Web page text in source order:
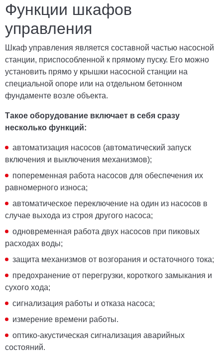
Функции шкафов
управления
Шкаф управления является составной частью насосной
станции, приспособленной к прямому пуску. Его можно
установить прямо у крышки насосной станции на
специальной опоре или на отдельном бетонном
фундаменте возле объекта.
Такое оборудование включает в себя сразу
несколько функций:
автоматизация насосов (автоматический запуск
включения и выключения механизмов);
попеременная работа насосов для обеспечения их
равномерного износа;
автоматическое переключение на один из насосов в
случае выхода из строя другого насоса;
одновременная работа двух насосов при пиковых
расходах воды;
защита механизмов от возгорания и остаточного тока;
предохранение от перегрузки, короткого замыкания и
сухого хода;
сигнализация работы и отказа насоса;
измерение времени работы.
оптико-акустическая сигнализация аварийных
состояний.